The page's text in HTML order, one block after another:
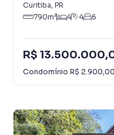
Curitiba, PR
790m² 4 4 6
R$
Condomínio R$ 2.900,00